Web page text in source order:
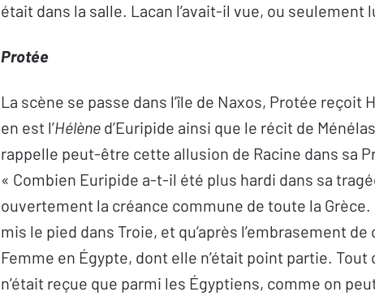
était dans la salle. Lacan l’avait-il vue, ou seulement
Protée
La scène se passe dans l’île de Naxos, Protée reçoit
en est l’Hélèned’Euripide ainsi que le récit de Ménélas
rappelle peut-être cette allusion de Racine dans sa
« Combien Euripide a-t-il été plus hardi dans sa
ouvertement la créance commune de toute la Grèce.
mis le pied dans Troie, et qu’après l’embrasement
Femme en Égypte, dont elle n’était point partie.
n’était reçue que parmi les Égyptiens, comme on